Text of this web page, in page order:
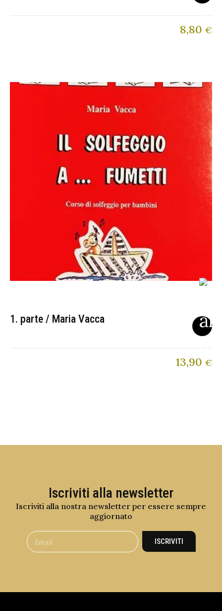
8,80 €
1. parte / Maria Vacca
13,90 €
Iscriviti alla newsletter
Iscriviti alla nostra newsletter per essere sempre
aggiornato
ISCRIVITI